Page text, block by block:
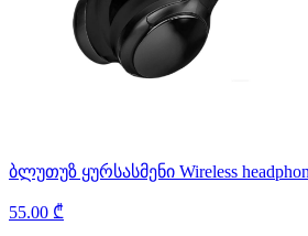
ბლუთუზ ყურსასმენი Wireless
55.00 ₾